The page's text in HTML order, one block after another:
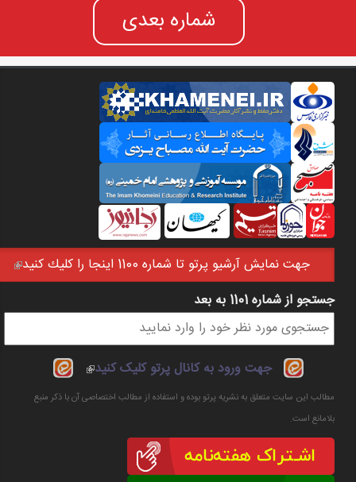
شماره بعدی
جهت نمايش آرشيو پرتو تا شماره 1100 اينجا را كليك كنيد
فرم جستجو
جستجو از شماره 1101 به بعد
جهت ورود به کانال پرتو کلیک کنید
(link is
external)
مطالب این سایت متعلق به نشریه پرتو بوده و استفاده از مطالب اختصاصی آن با ذکر منبع
بلامانع است.